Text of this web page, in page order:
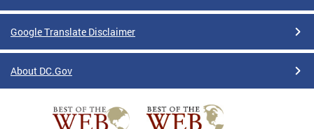
Google Translate Disclaimer
About DC.Gov